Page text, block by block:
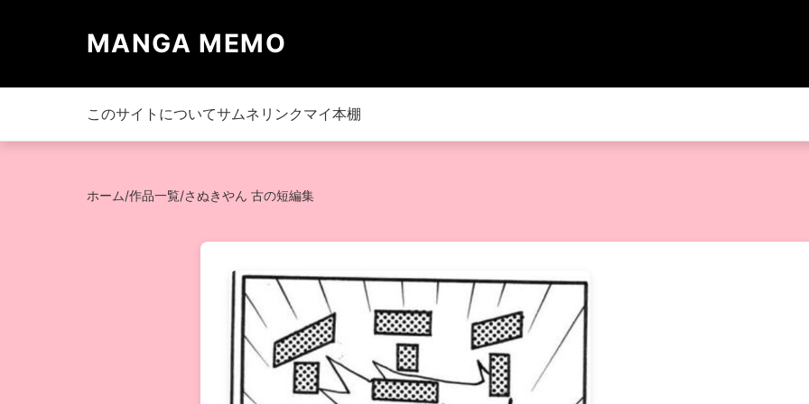
MANGA MEMO
このサイトについてサムネリンク マイ本棚
ホーム/作品一覧/さぬきやん 古の短編集